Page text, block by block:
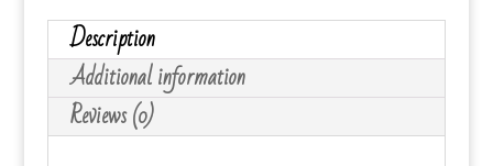
Description
Additional information
Reviews (0)